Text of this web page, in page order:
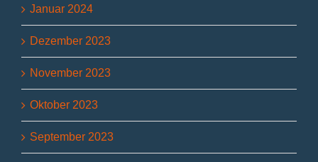
Januar 2024
Dezember 2023
November 2023
Oktober 2023
September 2023